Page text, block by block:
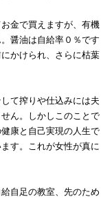
金で買えますが、有機
醤油は自給率０％です
かけられ、さらに枯葉
て搾りや仕込みには夫
ん。しかしこのことで
康と自己実現の人生で
す。これが女性が真に
自足の教室、先のため